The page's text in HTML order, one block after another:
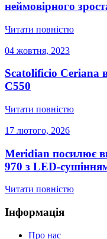
неймовірного
Читати повністю
04 жовтня, 2023
Scatolificio Ceriana
C550
Читати повністю
17 лютого, 2026
Meridian посилює
970 з LED-
Читати повністю
Інформація
Про нас